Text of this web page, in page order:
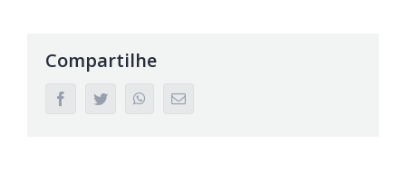
Compartilhe
facebooktwitter whatsappEmail